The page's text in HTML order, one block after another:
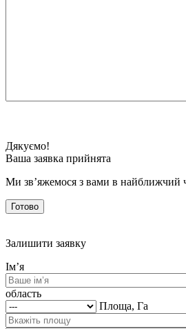
Дякуємо!
Ваша заявка прийнята
Ми зв’яжемося з вами в найближчий
Готово
Залишити заявку
Ім’я
область
Площа, Га